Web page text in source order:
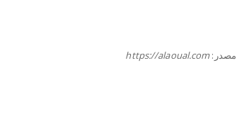
مصدر:https://alaoual.com